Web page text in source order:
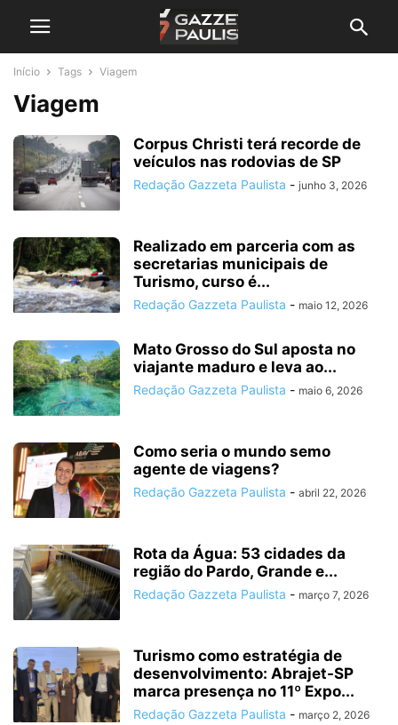
Início Tags Viagem
Viagem
Corpus Christi terá recorde de
veículos nas rodovias de SP
Redação Gazzeta Paulista - junho 3, 2026
Realizado em parceria com as
secretarias municipais de
Turismo, curso é...
Redação Gazzeta Paulista - maio 12, 2026
Mato Grosso do Sul aposta no
viajante maduro e leva ao...
Redação Gazzeta Paulista - maio 6, 2026
Como seria o mundo semo
agente de viagens?
Redação Gazzeta Paulista - abril 22, 2026
Rota da Água: 53 cidades da
região do Pardo, Grande e...
Redação Gazzeta Paulista - março 7, 2026
Turismo como estratégia de
desenvolvimento: Abrajet-SP
marca presença no 11º Expo...
Redação Gazzeta Paulista - março 2, 2026